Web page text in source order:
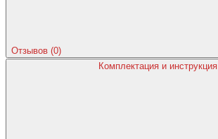
Отзывов (0)
Комплектация и инструкция